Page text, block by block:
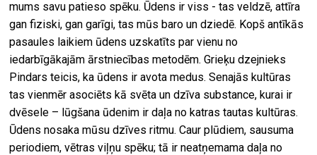
mums savu patieso spēku. Ūdens ir viss - tas veldzē, attīra
gan fiziski, gan garīgi, tas mūs baro un dziedē. Kopš antīkās
pasaules laikiem ūdens uzskatīts par vienu no
iedarbīgākajām ārstniecības metodēm. Grieķu dzejnieks
Pindars teicis, ka ūdens ir avota medus. Senajās kultūras
tas vienmēr asociēts kā svēta un dzīva substance, kurai ir
dvēsele – lūgšana ūdenim ir daļa no katras tautas kultūras.
Ūdens nosaka mūsu dzīves ritmu. Caur plūdiem, sausuma
periodiem, vētras viļņu spēku; tā ir neatņemama daļa no